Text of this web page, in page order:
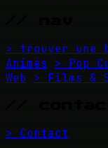
> trouver une
Animés
> Pop
Web > Films &
> Contact